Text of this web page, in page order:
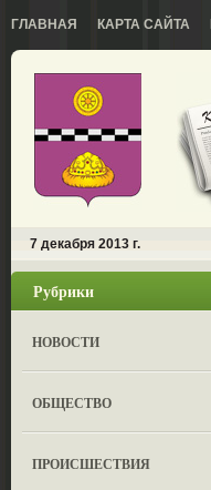
ГЛАВНАЯ КАРТА САЙТА
7 декабря 2013 г.
Рубрики
НОВОСТИ
ОБЩЕСТВО
ПРОИСШЕСТВИЯ